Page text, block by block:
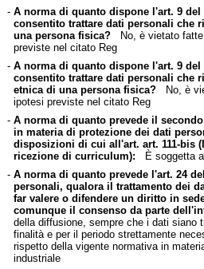
- A norma di quanto dispone l'art. 9 del
consentito trattare dati personali che
una persona fisica?No, è vietato fatte
previste nel citato Reg
- A norma di quanto dispone l'art. 9 del
consentito trattare dati personali che
etnica di una persona fisica?No, è
ipotesi previste nel citato Reg
- A norma di quanto prevede il
in materia di protezione dei dati
disposizioni di cui all'art. art. 111-bis
ricezione di curriculum): È soggetta
- A norma di quanto prevede l'art. 24
personali, qualora il trattamento dei
far valere o difendere un diritto in
comunque il consenso da parte
della diffusione, sempre che i dati siano
finalità e per il periodo strettamente
rispetto della vigente normativa in
industriale